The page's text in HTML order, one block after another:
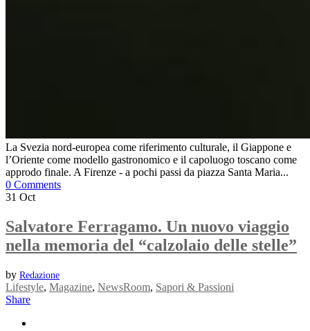
La Svezia nord-europea come riferimento culturale, il Giappone e
l’Oriente come modello gastronomico e il capoluogo toscano come
approdo finale. A Firenze - a pochi passi da piazza Santa Maria...
0 Comments
31 Oct
Salvatore Ferragamo. Un nuovo viaggio
nella memoria del “calzolaio delle stelle”
by Redazione
Lifestyle, Magazine, NewsRoom, Sapori & Passioni
Share